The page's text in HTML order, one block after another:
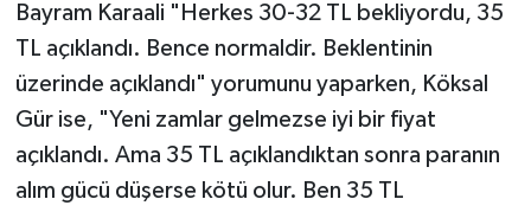
Bayram Karaali "Herkes 30-32 TL bekliyordu, 35
TL açıklandı. Bence normaldir. Beklentinin
üzerinde açıklandı" yorumunu yaparken, Köksal
Gür ise, "Yeni zamlar gelmezse iyi bir fiyat
açıklandı. Ama 35 TL açıklandıktan sonra paranın
alım gücü düşerse kötü olur. Ben 35 TL